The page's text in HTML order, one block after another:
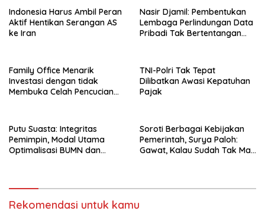
Indonesia Harus Ambil Peran
Aktif Hentikan Serangan AS
ke Iran
Nasir Djamil: Pembentukan
Lembaga Perlindungan Data
Pribadi Tak Bertentangan
Family Office Menarik
Investasi dengan tidak
Membuka Celah Pencucian
TNI-Polri Tak Tepat
Dilibatkan Awasi Kepatuhan
Pajak
Putu Suasta: Integritas
Pemimpin, Modal Utama
Optimalisasi BUMN dan
Soroti Berbagai Kebijakan
Pemerintah, Surya Paloh:
Gawat, Kalau Sudah Tak Mau
Rekomendasi untuk kamu